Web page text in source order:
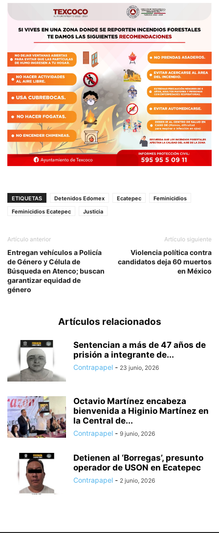
ETIQUETAS Detenidos Edomex Ecatepec
Feminicidios
Feminicidios Ecatepec
Justicia
Artículo anterior
Entregan vehículos a Policía
de Género y Célula de
Búsqueda en Atenco; buscan
garantizar equidad de
género
Artículo siguiente
Violencia política contra
candidatos deja 60 muertos
en México
Artículos relacionados
Sentencian a más de 47 años de
prisión a integrante de...
Contrapapel - 23 junio, 2026
Octavio Martínez encabeza
bienvenida a Higinio Martínez en
la Central de...
Contrapapel - 9 junio, 2026
Detienen al ‘Borregas’, presunto
operador de USON en Ecatepec
Contrapapel - 2 junio, 2026